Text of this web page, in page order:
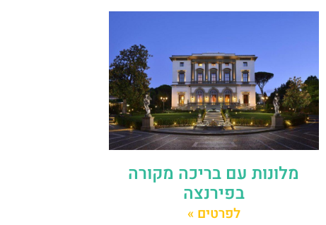
מלונות עם בריכה מקורה
בפירנצה
לפרטים »